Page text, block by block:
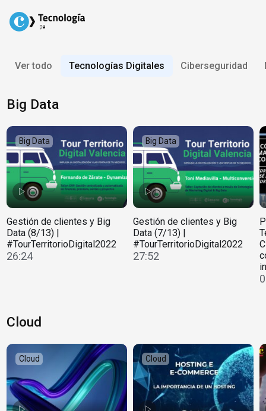
content
Ver todo Tecnologías Digitales Ciberseguridad
Big Data
Big Data
Gestión de clientes y Big
Data (8/13) |
#TourTerritorioDigital2022
26:24
Big Data
Gestión de clientes y Big
Data (7/13) |
#TourTerritorioDigital2022
27:52
Cloud
Cloud Cloud